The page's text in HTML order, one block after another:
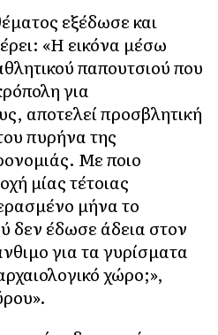
εξέδωσε και
«Η εικόνα μέσω
παπουτσιού που
για
αποτελεί προσβλητική
πυρήνα της
Με ποιο
μίας τέτοιας
μήνα το
δεν έδωσε άδεια στον
για τα γυρίσματα
χώρο;»,